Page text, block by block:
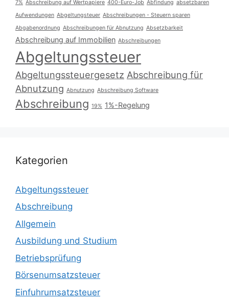
7% Abschreibung auf Wertpapiere 400-Euro-Job Abfindung absetzbaren
Aufwendungen Abgeltungsteuer Abschreibungen - Steuern sparen
Abgabenordnung Abschreibungen für Abnutzung Absetzbarkeit
Abschreibung auf Immobilien Abschreibungen
Abgeltungssteuer
Abgeltungssteuergesetz Abschreibung für
Abnutzung Abnutzung Abschreibung Software
Abschreibung 19% 1%-Regelung
Kategorien
Abgeltungssteuer
Abschreibung
Allgemein
Ausbildung und Studium
Betriebsprüfung
Börsenumsatzsteuer
Einfuhrumsatzsteuer